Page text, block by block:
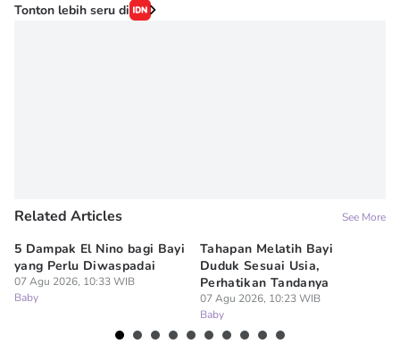
Tonton lebih seru di
Related Articles See More
5 Dampak El Nino bagi Bayi
yang Perlu Diwaspadai
07 Agu 2026, 10:33 WIB
Baby
Tahapan Melatih Bayi
Duduk Sesuai Usia,
Perhatikan Tandanya
07 Agu 2026, 10:23 WIB
Baby